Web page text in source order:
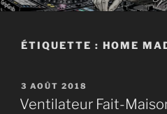
ÉTIQUETTE : HOME
PUBLIÉ
LE
3 AOÛT 2018
Ventilateur Fait-